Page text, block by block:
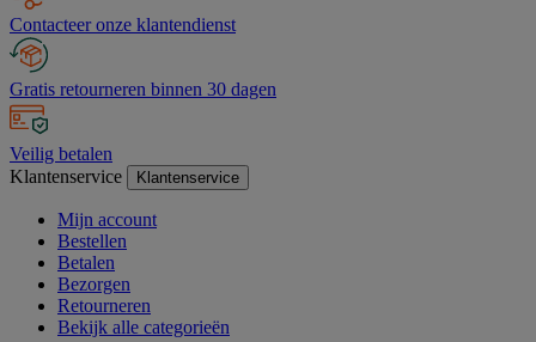
Contacteer onze klantendienst
Gratis retourneren binnen 30 dagen
Veilig betalen
Klantenservice
Klantenservice
Mijn account
Bestellen
Betalen
Bezorgen
Retourneren
Bekijk alle categorieën